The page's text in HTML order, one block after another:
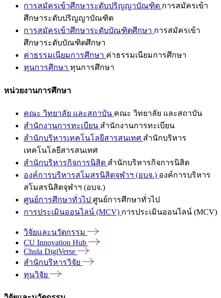
การสมัครเข้าศึกษาระดับปริญญาบัณฑิต การสมัครเข้า
ศึกษาระดับปริญญาบัณฑิต
การสมัครเข้าศึกษาระดับบัณฑิตศึกษา การสมัครเข้า
ศึกษาระดับบัณฑิตศึกษา
ค่าธรรมเนียมการศึกษา ค่าธรรมเนียมการศึกษา
ทุนการศึกษา ทุนการศึกษา
หน่วยงานการศึกษา
คณะ วิทยาลัย และสถาบัน คณะ วิทยาลัย และสถาบัน
สำนักงานการทะเบียน สำนักงานการทะเบียน
สำนักบริหารเทคโนโลยีสารสนเทศ สำนักบริหาร
เทคโนโลยีสารสนเทศ
สำนักบริหารกิจการนิสิต สำนักบริหารกิจการนิสิต
องค์การบริหารสโมสรนิสิตจุฬาฯ (อบจ.) องค์การบริหาร
สโมสรนิสิตจุฬาฯ (อบจ.)
ศูนย์การศึกษาทั่วไป ศูนย์การศึกษาทั่วไป
การประเมินออนไลน์ (MCV) การประเมินออนไลน์ (MCV)
วิจัยและนวัตกรรม
CU Innovation Hub
Chula DigiVerse
สำนักบริหารวิจัย
ทุนวิจัย